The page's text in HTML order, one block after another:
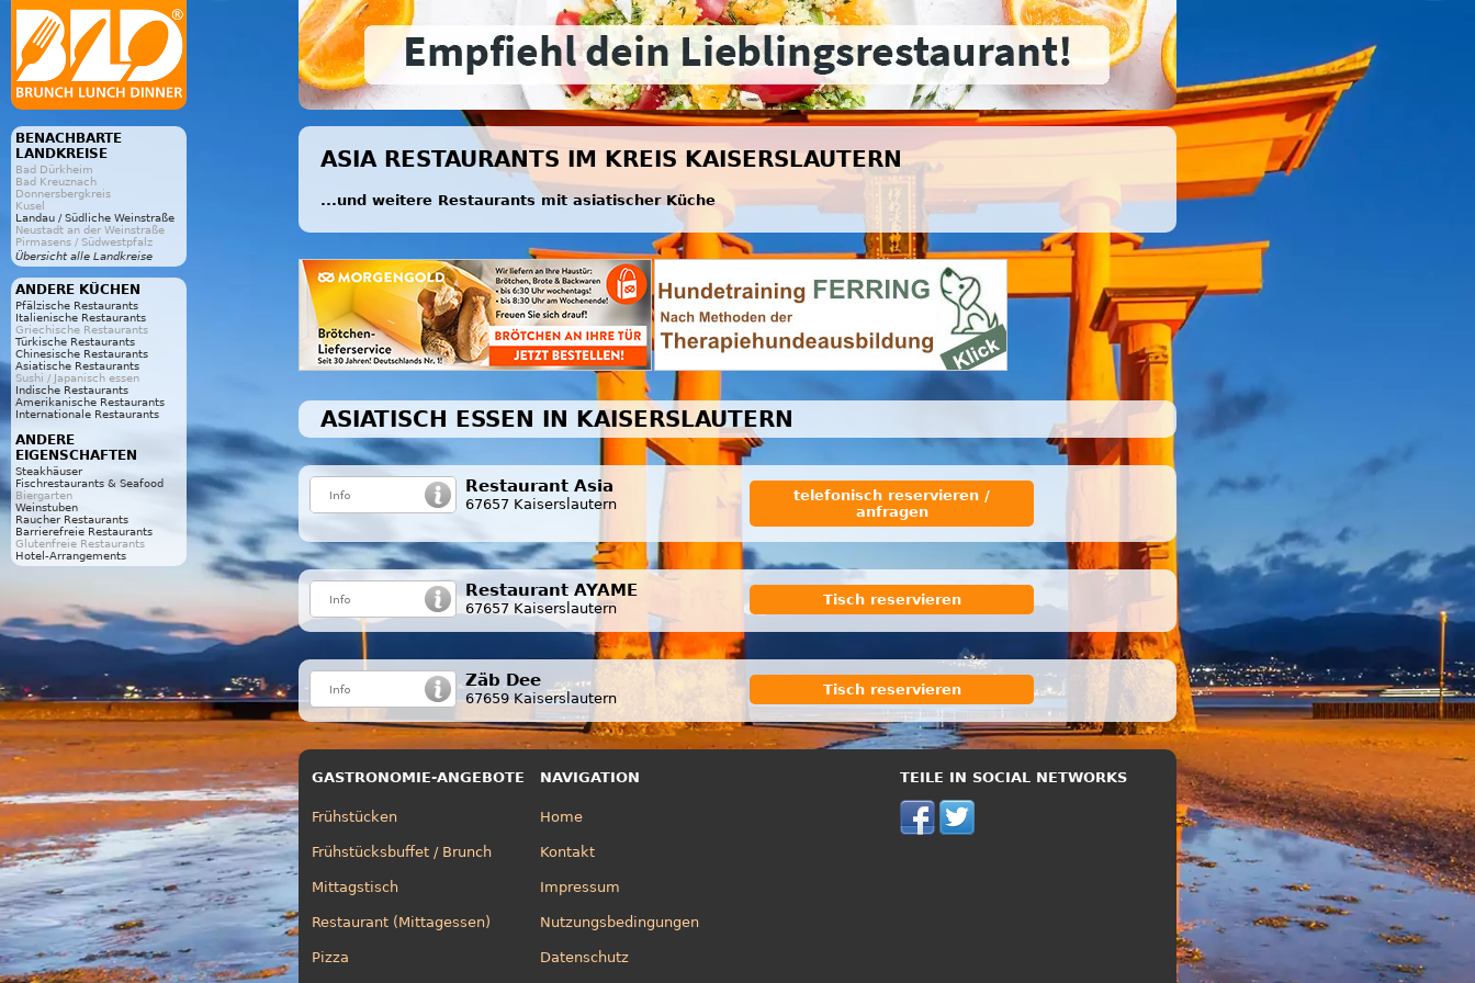
BENACHBARTE
LANDKREISE
Bad Dürkheim
Bad Kreuznach
Donnersbergkreis
Kusel
Landau / Südliche Weinstraße
Neustadt an der Weinstraße
Pirmasens / Südwestpfalz
Übersicht alle Landkreise
ANDERE KÜCHEN
Pfälzische Restaurants
Italienische Restaurants
Griechische Restaurants
Türkische Restaurants
Chinesische Restaurants
Asiatische Restaurants
Sushi / Japanisch essen
Indische Restaurants
Amerikanische Restaurants
Internationale Restaurants
ANDERE
EIGENSCHAFTEN
Steakhäuser
Fischrestaurants & Seafood
Biergarten
Weinstuben
Raucher Restaurants
Barrierefreie Restaurants
Glutenfreie Restaurants
Hotel-Arrangements
ASIA RESTAURANTS IM KREIS KAISERSLAUTERN
...und weitere Restaurants mit asiatischer Küche
ASIATISCH ESSEN IN KAISERSLAUTERN
Restaurant Asia
67657 Kaiserslautern
telefonisch reservieren /
anfragen
Restaurant AYAME
67657 Kaiserslautern
Tisch reservieren
Zäb Dee
67659 Kaiserslautern
Tisch reservieren
GASTRONOMIE-ANGEBOTE
Frühstücken
Frühstücksbuffet / Brunch
Mittagstisch
Restaurant (Mittagessen)
Pizza
NAVIGATION
Home
Kontakt
Impressum
Nutzungsbedingungen
Datenschutz
TEILE IN SOCIAL NETWORKS